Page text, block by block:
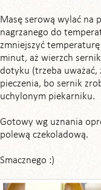
Masę serową wylać na
nagrzanego do
zmniejszyć
minut, aż wierzch
dotyku (trzeba uważać,
pieczenia, bo sernik
uchylonym piekarniku.
Gotowy wg uznania
polewą czekoladową.
Smacznego :)